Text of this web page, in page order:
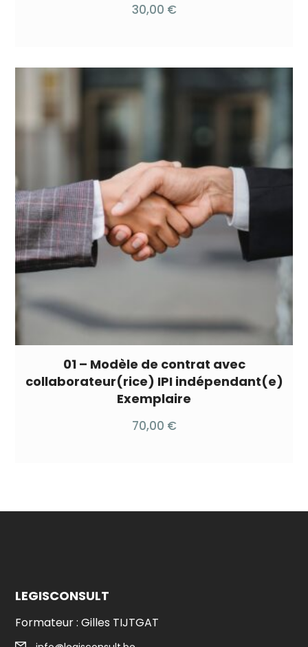
30,00 €
01 – Modèle de contrat avec
collaborateur(rice) IPI indépendant(e)
Exemplaire
70,00 €
LEGISCONSULT
Formateur : Gilles TIJTGAT